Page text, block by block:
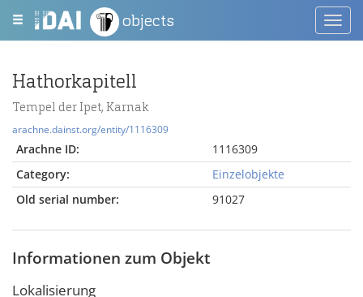
objects
Hathorkapitell
Tempel der Ipet, Karnak
arachne.dainst.org/entity/1116309
Arachne ID:
1116309
Category:
Einzelobjekte
Old serial number:
91027
Informationen zum Objekt
Lokalisierung